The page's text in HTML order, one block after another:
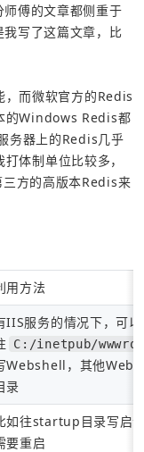
傅的文章都侧重于
写了这篇文章，比
而微软官方的Redis
的Windows Redis都
务器上的Redis几乎
体制单位比较多，
方的高版本Redis来
用方法
IIS服务的情况下，可
C:/inetpub/
Webshell，其他Web
录
如往startup目录写启
要重启